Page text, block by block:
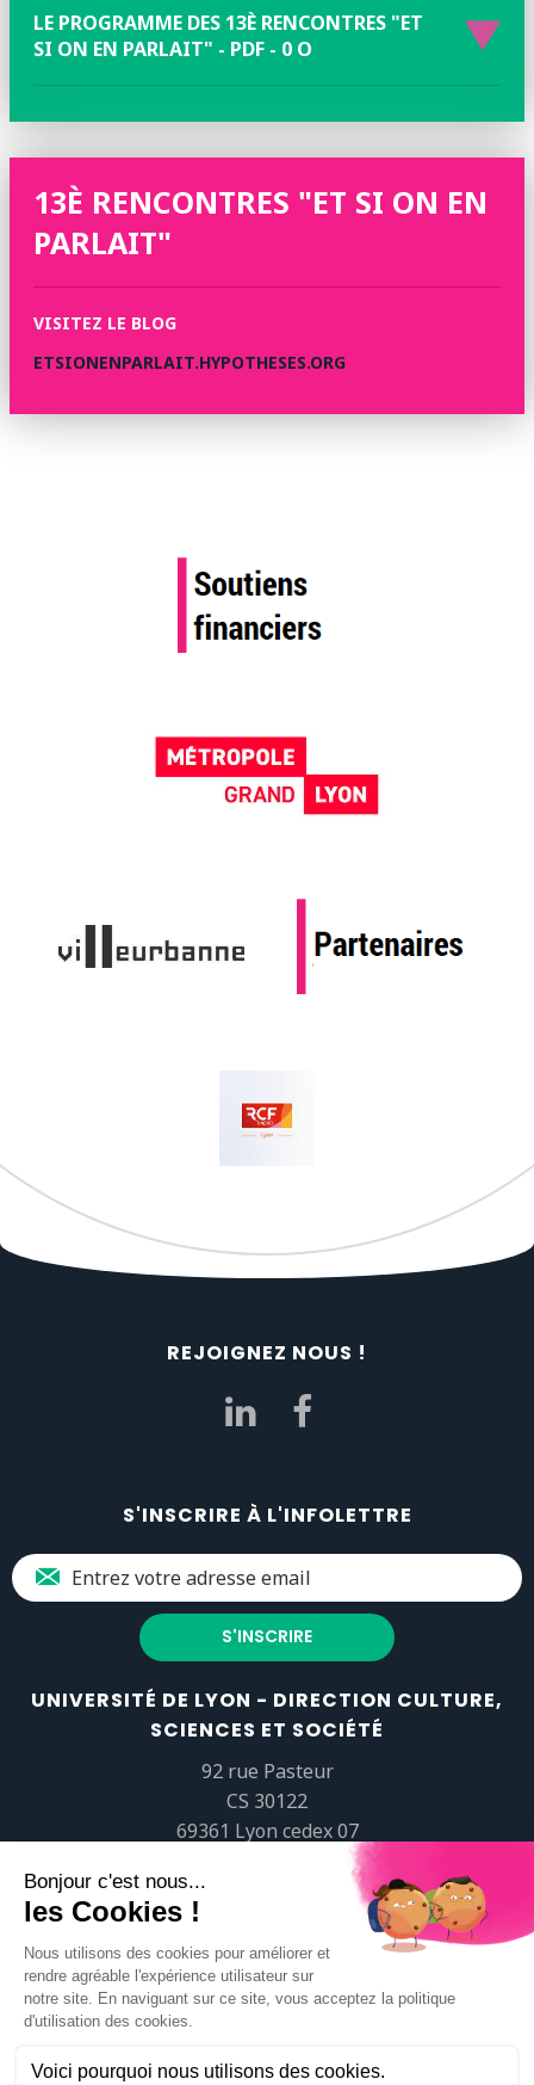
LE PROGRAMME DES 13È RENCONTRES "ET
SI ON EN PARLAIT" - PDF - 0 O
13È RENCONTRES "ET SI ON EN
PARLAIT"
VISITEZ LE BLOG
ETSIONENPARLAIT.HYPOTHESES.ORG
REJOIGNEZ NOUS !
S'INSCRIRE À L'INFOLETTRE
UNIVERSITÉ DE LYON - DIRECTION CULTURE,
SCIENCES ET SOCIÉTÉ
92 rue Pasteur
CS 30122
69361 Lyon cedex 07
popsciences@universite-lyon.fr
Tél.+33 (0)4 37 37 82 01